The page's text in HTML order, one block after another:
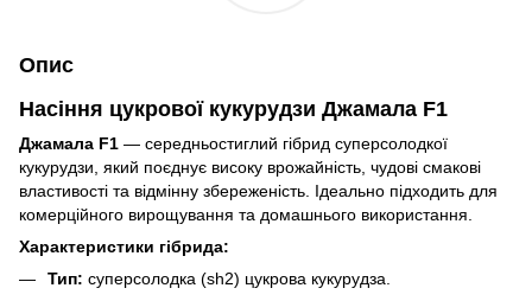
Опис
Насіння цукрової кукурудзи Джамала F1
Джамала F1 — середньостиглий гібрид суперсолодкої
кукурудзи, який поєднує високу врожайність, чудові смакові
властивості та відмінну збереженість. Ідеально підходить для
комерційного вирощування та домашнього використання.
Характеристики гібрида:
Тип: суперсолодка (sh2) цукрова кукурудза.